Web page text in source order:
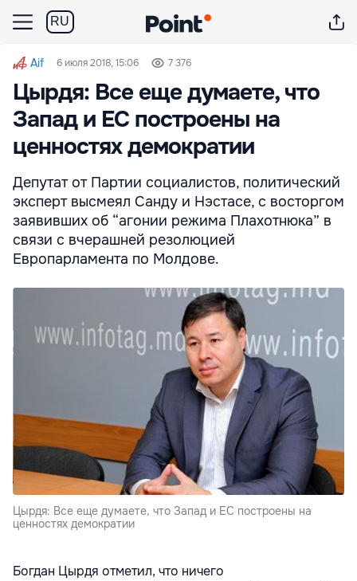
RU
Aif 6 июля 2018, 15:06 7 376
Цырдя: Все еще думаете, что
Запад и ЕС построены на
ценностях демократии
Депутат от Партии социалистов, политический
эксперт высмеял Санду и Нэстасе, с восторгом
заявивших об “агонии режима Плахотнюка” в
связи с вчерашней резолюцией
Европарламента по Молдове.
Цырдя: Все еще думаете, что Запад и ЕС построены на
ценностях демократии
Богдан Цырдя отметил, что ничего